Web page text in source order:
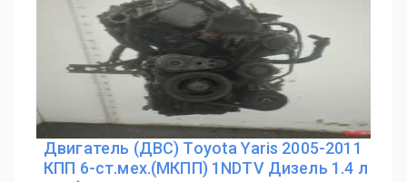
Двигатель (ДВС) Toyota Yaris 2005-2011
КПП 6-ст.мех.(МКПП) 1NDTV Дизель 1.4 л